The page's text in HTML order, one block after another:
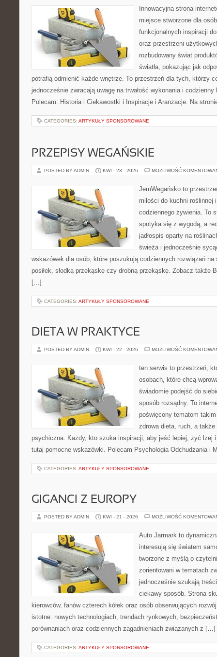
Innowacyjna strona
miejsce stworzone dla
funkcjonalnych inspiracji
oraz przestrzeni
rozbudowany świat
światła, pokazując jak
potrafią odmienić każde wnętrze. To przestrzeń dla tych, którzy
jednocześnie zwracają uwagę na trwałość wykonania i
Polecam: Historia i Ciekawostki i Inspiracje i Aranżacje. Na
CATEGORIES: ARTYKUŁY SPONSOROWANE
PRZEPISY WEGAŃSKIE
POSTED BY ADMIN KWI - 23 - 2026 MOŻLIWOŚĆ
JemWegańsko to
miłości do kuchni roślinnej
codziennego żywienia. To
spotyka się z wygodą, a
jadłospis oparty na
świeża i jednocześnie
wskazówek dla osób, które poszukują codziennych rozwiązań na
posiłek, słodką przekąskę czy drobną przekąskę. Zobacz także
[…]
CATEGORIES: ARTYKUŁY SPONSOROWANE
DIETA W PRAKTYCE
POSTED BY ADMIN KWI - 22 - 2026 MOŻLIWOŚĆ
ten serwis to przestrzeń,
osobach, które chcą
świadomie podejść do
sposób rozsądny. To
poświęcony tematom
zdrowa dieta, ruch, a
psychiczna. Każdy, kto szuka inspiracji, aby jeść lepiej, żyć lżej
tutaj pomocne wskazówki. Polecam Psychologia Odchudzania i
CATEGORIES: ARTYKUŁY SPONSOROWANE
GIGANCI Z EUROPY
POSTED BY ADMIN KWI - 21 - 2026 MOŻLIWOŚĆ
Auto Jarmark to
interesują się światem
tworzone z myślą o
zorientowani w tematach
jednocześnie szukają
ciekawy sposób. Strona
kierowców, fanów czterech kółek oraz osób obserwujących
istotne: nowych technologiach, trendach rynkowych,
porównaniach oraz codziennych zagadnieniach związanych z […]
CATEGORIES: ARTYKUŁY SPONSOROWANE